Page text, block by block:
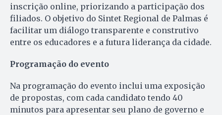
inscrição online, priorizando a participação dos
filiados. O objetivo do Sintet Regional de Palmas é
facilitar um diálogo transparente e construtivo
entre os educadores e a futura liderança da cidade.
Programação do evento
Na programação do evento inclui uma exposição
de propostas, com cada candidato tendo 40
minutos para apresentar seu plano de governo e